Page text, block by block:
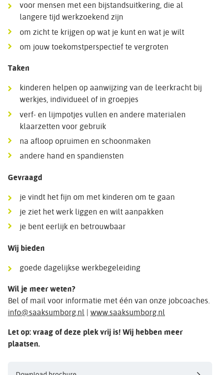
voor mensen met een bijstandsuitkering, die al
langere tijd werkzoekend zijn
om zicht te krijgen op wat je kunt en wat je wilt
om jouw toekomstperspectief te vergroten
Taken
kinderen helpen op aanwijzing van de leerkracht bij
werkjes, individueel of in groepjes
verf- en lijmpotjes vullen en andere materialen
klaarzetten voor gebruik
na afloop opruimen en schoonmaken
andere hand en spandiensten
Gevraagd
je vindt het fijn om met kinderen om te gaan
je ziet het werk liggen en wilt aanpakken
je bent eerlijk en betrouwbaar
Wij bieden
goede dagelijkse werkbegeleiding
Wil je meer weten?
Bel of mail voor informatie met één van onze jobcoaches.
info@saaksumborg.nl | www.saaksumborg.nl
Let op: vraag of deze plek vrij is! Wij hebben meer
plaatsen.